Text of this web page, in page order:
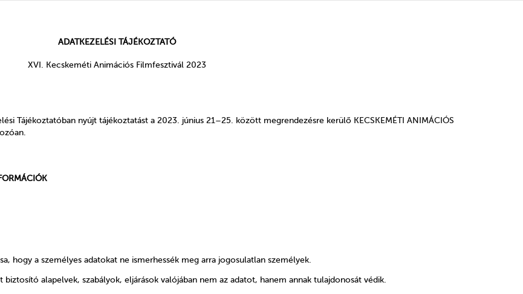
ADATKEZELÉSI TÁJÉKOZTATÓ
XVI. Kecskeméti Animációs Filmfesztivál 2023
Tájékoztatóban nyújt tájékoztatást a 2023. június 21–25. között megrendezésre kerülő KECSKEMÉTI ANIMÁCIÓS
hogy a személyes adatokat ne ismerhessék meg arra jogosulatlan személyek.
alapelvek, szabályok, eljárások valójában nem az adatot, hanem annak tulajdonosát védik.